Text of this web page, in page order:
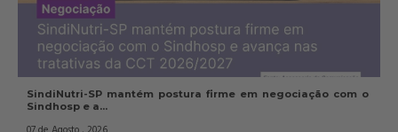
SindiNutri-SP mantém postura firme em negociação com o
Sindhosp e a...